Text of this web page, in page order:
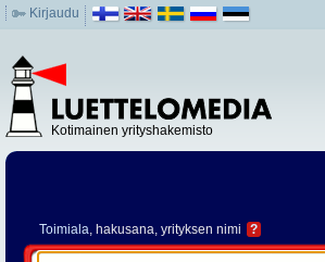
Kirjaudu
Kotimainen yrityshakemisto
Toimiala, hakusana, yrityksen nimi ?